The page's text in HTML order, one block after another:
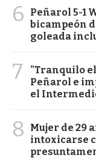
6
Peñarol 5-1
bicampeón
goleada
7
"Tranquilo
Peñarol e
el
8
Mujer de 29
intoxicarse